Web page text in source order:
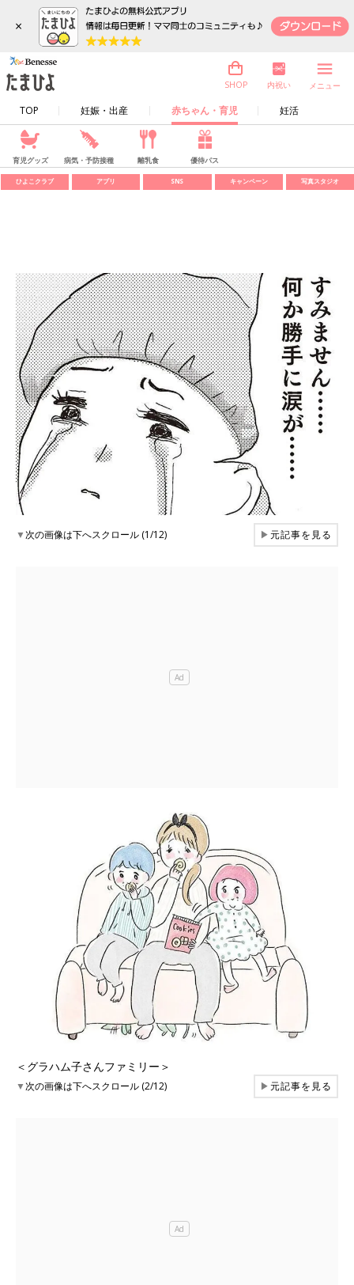
×
TOP 妊娠・出産 赤ちゃん・育児 妊活
SHOP 内祝い メニュー
育児グッズ 病気・予防接種 離乳食 優待パス
ひよこクラブ アプリ SNS キャンペーン 写真スタジオ
▼次の画像は下へスクロール (1/12) ▶元記事を見る
＜グラハム子さんファミリー＞
▼次の画像は下へスクロール (2/12) ▶元記事を見る